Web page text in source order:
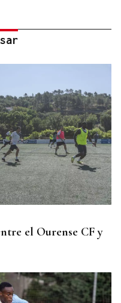
el Ourense CF y